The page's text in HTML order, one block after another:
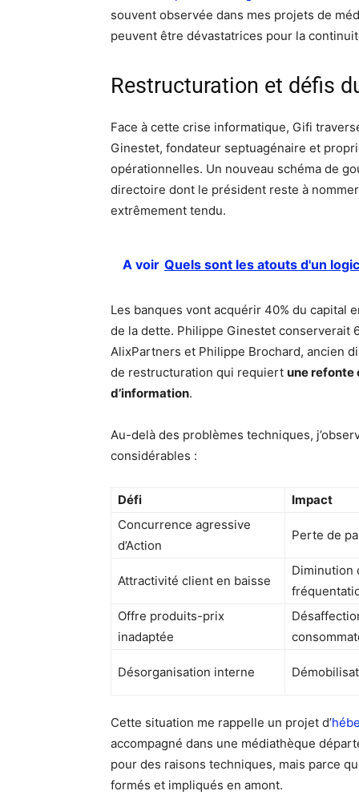
souvent observée dans mes projets de
peuvent être dévastatrices pour la
Restructuration et défis
Face à cette crise informatique, Gifi
Ginestet, fondateur septuagénaire et
opérationnelles. Un nouveau schéma de
directoire dont le président reste à
extrêmement tendu.
A voir Quels sont les atouts d'un
Les banques vont acquérir 40% du capital
de la dette. Philippe Ginestet conserverait
AlixPartners et Philippe Brochard, ancien
de restructuration qui requiert une refonte
d’information.
Au-delà des problèmes techniques,
considérables :
Défi Impact
Concurrence agressive
d’Action
Perte de
Attractivité client en baisse
Diminution
Offre produits-prix
inadaptée
Désorganisation interne
Cette situation me rappelle un projet d’
accompagné dans une médiathèque
pour des raisons techniques, mais parce
formés et impliqués en amont.